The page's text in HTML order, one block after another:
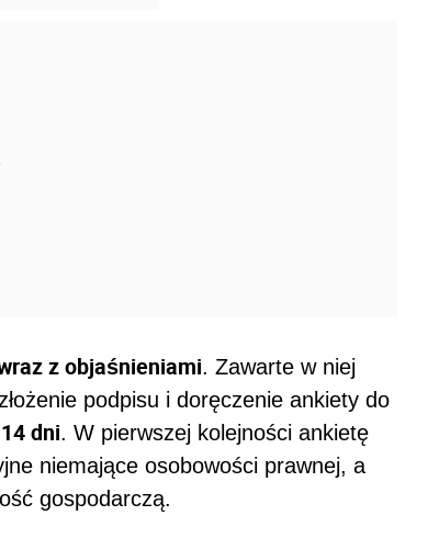
z objaśnieniami. Zawarte w niej
podpisu i doręczenie ankiety do
dni. W pierwszej kolejności ankietę
niemające osobowości prawnej, a
gospodarczą.